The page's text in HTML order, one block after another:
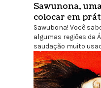
Sawunona,
colocar em
Sawubona! Você
algumas regiões da
saudação muito